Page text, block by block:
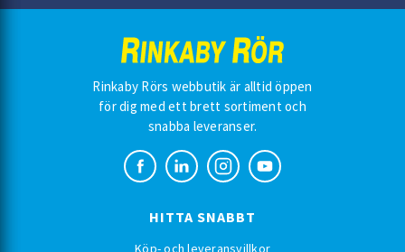
Rinkaby Rörs webbutik är alltid öppen
för dig med ett brett sortiment och
snabba leveranser.
HITTA SNABBT